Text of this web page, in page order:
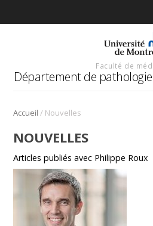
Faculté de
Département de
Accueil / Nouvelles
NOUVELLES
Articles publiés avec Philippe Roux